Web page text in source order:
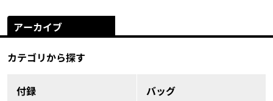
アーカイブ
カテゴリから探す
付録 バッグ